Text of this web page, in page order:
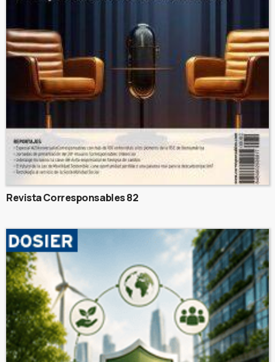
Revista Corresponsables 82